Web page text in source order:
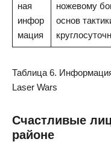
ная
инфор
мация
ножевому
основ
Таблица 6.
Laser Wars
Счастливые
районе